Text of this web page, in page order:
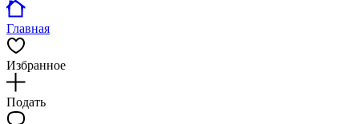
Главная
Избранное
Подать